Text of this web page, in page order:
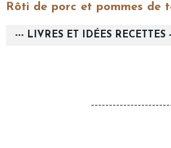
Rôti de porc et pommes de
--- LIVRES ET IDÉES RECETTES